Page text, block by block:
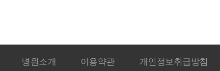
병원소개 이용약관 개인정보취급방침